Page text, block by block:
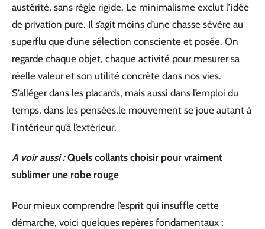
austérité, sans règle rigide. Le minimalisme exclut l’idée
de privation pure. Il s’agit moins d’une chasse sévère au
superflu que d’une sélection consciente et posée. On
regarde chaque objet, chaque activité pour mesurer sa
réelle valeur et son utilité concrète dans nos vies.
S’alléger dans les placards, mais aussi dans l’emploi du
temps, dans les pensées,le mouvement se joue autant à
l’intérieur qu’à l’extérieur.
A voir aussi : Quels collants choisir pour vraiment
sublimer une robe rouge
Pour mieux comprendre l’esprit qui insuffle cette
démarche, voici quelques repères fondamentaux :